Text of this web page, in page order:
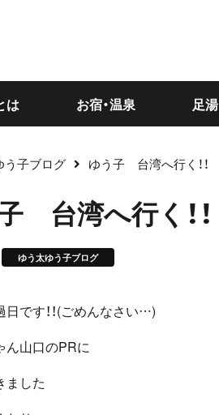
は お宿・温泉 足湯
う子ブログ ゆう子 台湾へ行く！！
台湾へ行く！！
ゆう太ゆう子ブログ
日です！！(ごめんなさい…)
ん山口のPRに
ました